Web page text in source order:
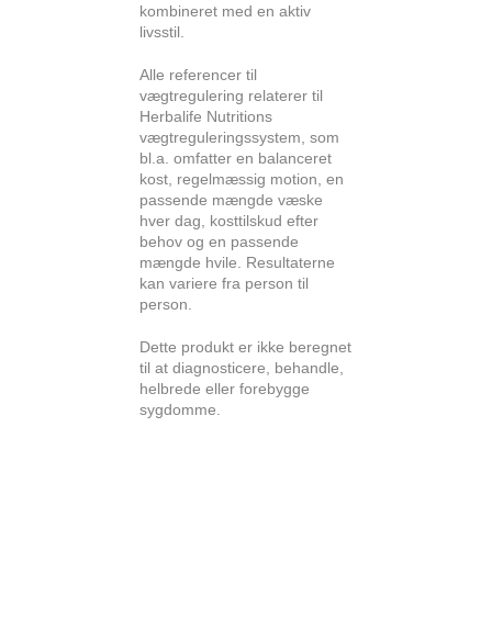
kombineret med en aktiv
livsstil.
Alle referencer til
vægtregulering relaterer til
Herbalife Nutritions
vægtreguleringssystem, som
bl.a. omfatter en balanceret
kost, regelmæssig motion, en
passende mængde væske
hver dag, kosttilskud efter
behov og en passende
mængde hvile. Resultaterne
kan variere fra person til
person.
Dette produkt er ikke beregnet
til at diagnosticere, behandle,
helbrede eller forebygge
sygdomme.